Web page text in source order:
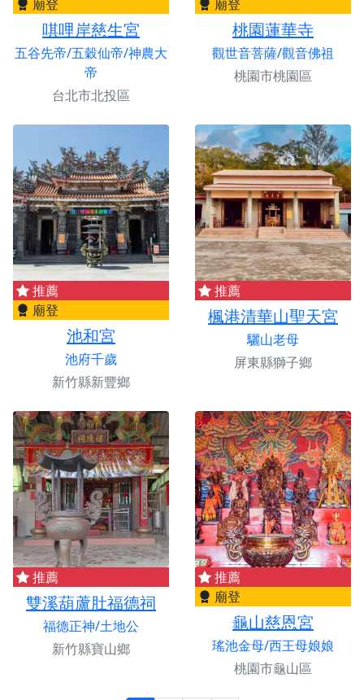
廟登
唭哩岸慈生宮
五谷先帝/五穀仙帝/神農大
帝
台北市北投區
廟登
桃園蓮華寺
觀世音菩薩/觀音佛祖
桃園市桃園區
推薦
廟登
池和宮
池府千歲
新竹縣新豐鄉
推薦
楓港清華山聖天宮
驪山老母
屏東縣獅子鄉
推薦
雙溪葫蘆肚福德祠
福德正神/土地公
新竹縣寶山鄉
推薦
廟登
龜山慈恩宮
瑤池金母/西王母娘娘
桃園市龜山區